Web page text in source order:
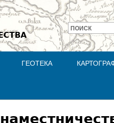
to navigation
Форма
поиска
ПОИСК
ГЕОТЕКА